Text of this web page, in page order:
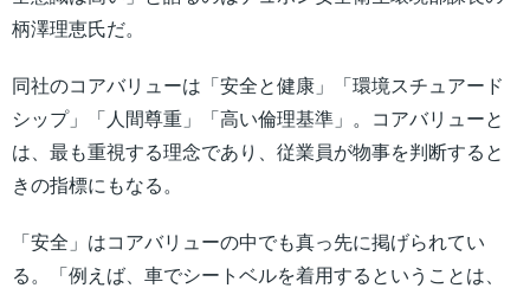
柄澤理恵氏だ。
同社のコアバリューは「安全と健康」「環境スチュアード
シップ」「人間尊重」「高い倫理基準」。コアバリューと
は、最も重視する理念であり、従業員が物事を判断すると
きの指標にもなる。
「安全」はコアバリューの中でも真っ先に掲げられてい
る。「例えば、車でシートベルを着用するということは、